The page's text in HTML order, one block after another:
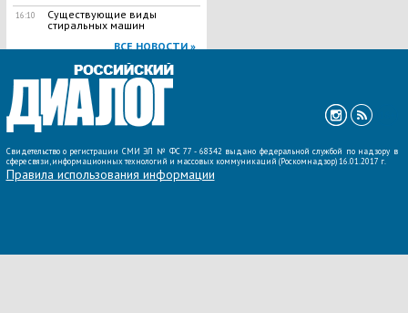
16:10
Существующие виды
стиральных машин
ВСЕ НОВОСТИ »
Свидетельство о регистрации СМИ ЭЛ № ФС 77 - 68342 выдано федеральной службой по надзору в
сфере связи, информационных технологий и массовых коммуникаций (Роскомнадзор) 16.01.2017 г.
Правила использования информации